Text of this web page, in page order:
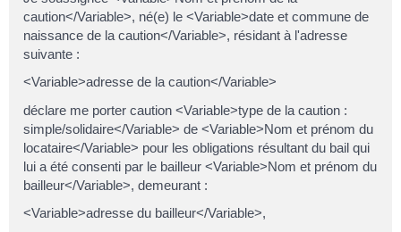
caution</Variable>, né(e) le <Variable>date et commune de
naissance de la caution</Variable>, résidant à l'adresse
suivante :
<Variable>adresse de la caution</Variable>
déclare me porter caution <Variable>type de la caution :
simple/solidaire</Variable> de <Variable>Nom et prénom du
locataire</Variable> pour les obligations résultant du bail qui
lui a été consenti par le bailleur <Variable>Nom et prénom du
bailleur</Variable>, demeurant :
<Variable>adresse du bailleur</Variable>,